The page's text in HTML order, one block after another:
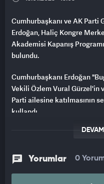
Cumhurbaşkanı ve AK Parti
Erdoğan, Haliç Kongre
Akademisi Kapanış
bulundu.
Cumhurbaşkanı Erdoğan
Vekili Özlem Vural Gürzel'in
Parti ailesine katılmasının
kullandı.
Yorumlar 0